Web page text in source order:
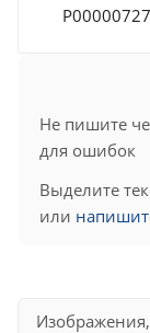
Не пишите
для ошибок
Выделите
или